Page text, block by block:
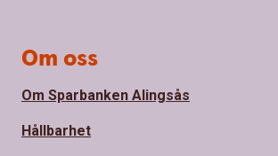
Om oss
Om Sparbanken Alingsås
Hållbarhet